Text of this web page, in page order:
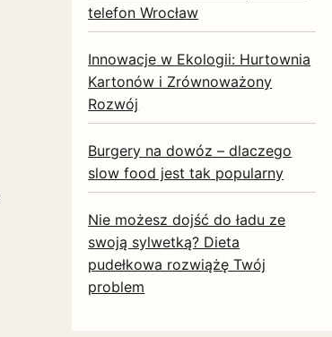
telefon Wrocław
Innowacje w Ekologii: Hurtownia
Kartonów i Zrównoważony
Rozwój
Burgery na dowóz – dlaczego
slow food jest tak popularny
Nie możesz dojść do ładu ze
swoją sylwetką? Dieta
pudełkowa rozwiążę Twój
problem